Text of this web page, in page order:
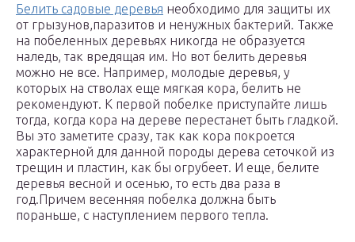
Белить садовые деревья необходимо для защиты их
от грызунов,паразитов и ненужных бактерий. Также
на побеленных деревьях никогда не образуется
наледь, так вредящая им. Но вот белить деревья
можно не все. Например, молодые деревья, у
которых на стволах еще мягкая кора, белить не
рекомендуют. К первой побелке приступайте лишь
тогда, когда кора на дереве перестанет быть гладкой.
Вы это заметите сразу, так как кора покроется
характерной для данной породы дерева сеточкой из
трещин и пластин, как бы огрубеет. И еще, белите
деревья весной и осенью, то есть два раза в
год.Причем весенняя побелка должна быть
пораньше, с наступлением первого тепла.